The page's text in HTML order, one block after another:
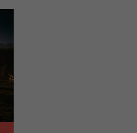
przepisami, podstawie prawnej.
ich do Twoich zainteresowań,
umów o ich świadczenie
korzystasz). Taką podstawą
interes administratora.
się na podstawie Twojej dobrowolnej